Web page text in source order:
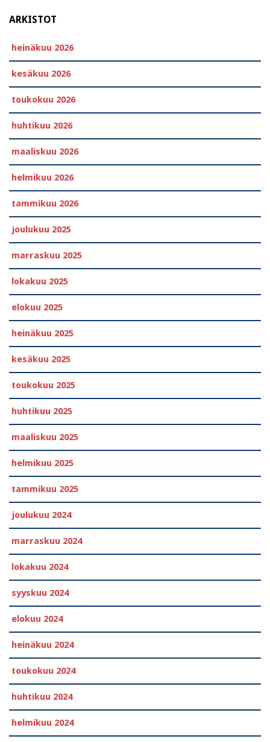
ARKISTOT
heinäkuu 2026
kesäkuu 2026
toukokuu 2026
huhtikuu 2026
maaliskuu 2026
helmikuu 2026
tammikuu 2026
joulukuu 2025
marraskuu 2025
lokakuu 2025
elokuu 2025
heinäkuu 2025
kesäkuu 2025
toukokuu 2025
huhtikuu 2025
maaliskuu 2025
helmikuu 2025
tammikuu 2025
joulukuu 2024
marraskuu 2024
lokakuu 2024
syyskuu 2024
elokuu 2024
heinäkuu 2024
toukokuu 2024
huhtikuu 2024
helmikuu 2024